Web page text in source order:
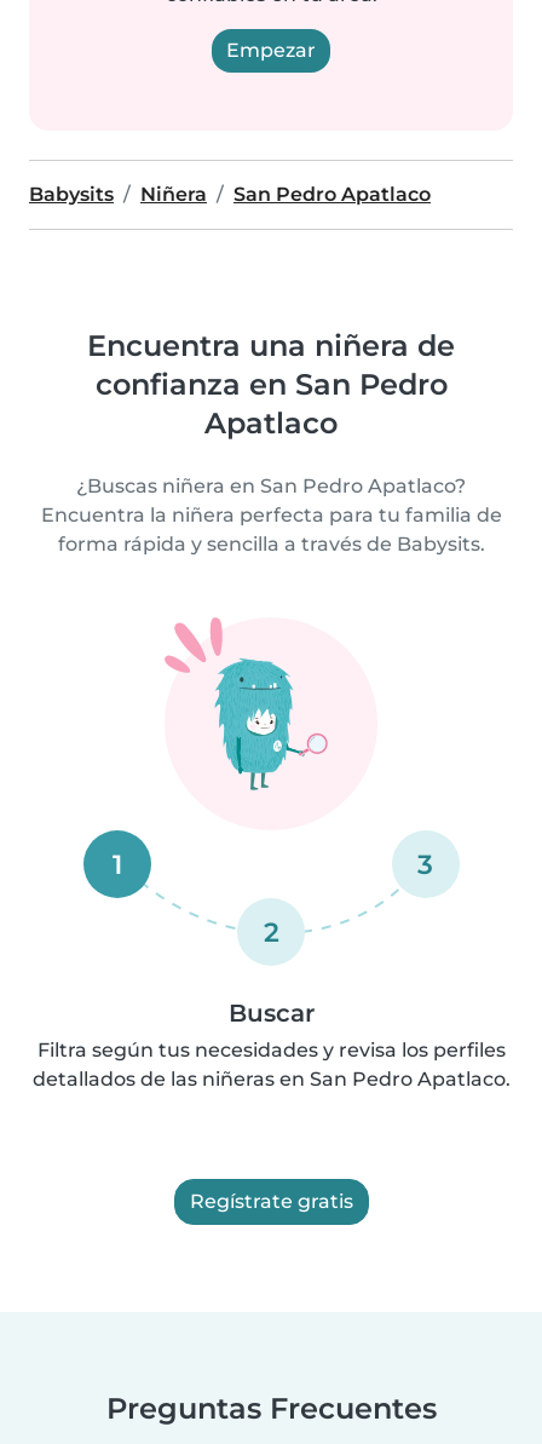
Empezar
Babysits Niñera San Pedro Apatlaco
Encuentra una niñera de
confianza en San Pedro
Apatlaco
¿Buscas niñera en San Pedro Apatlaco?
Encuentra la niñera perfecta para tu familia de
forma rápida y sencilla a través de Babysits.
1
2
3
Buscar
Filtra según tus necesidades y revisa los perfiles
detallados de las niñeras en San Pedro Apatlaco.
Regístrate gratis
Preguntas Frecuentes